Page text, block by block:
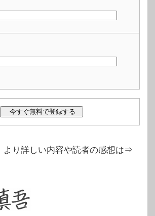
り詳しい内容や読者の感想は⇒